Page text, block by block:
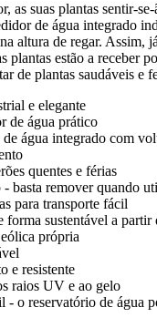
as suas plantas sentir-
de água integrado
altura de regar. Assim,
plantas estão a receber
de plantas saudáveis e
e elegante
de água prático
água integrado com
quentes e férias
- basta remover quando
para transporte fácil
forma sustentável a partir
própria
e resistente
raios UV e ao gelo
- o reservatório de água